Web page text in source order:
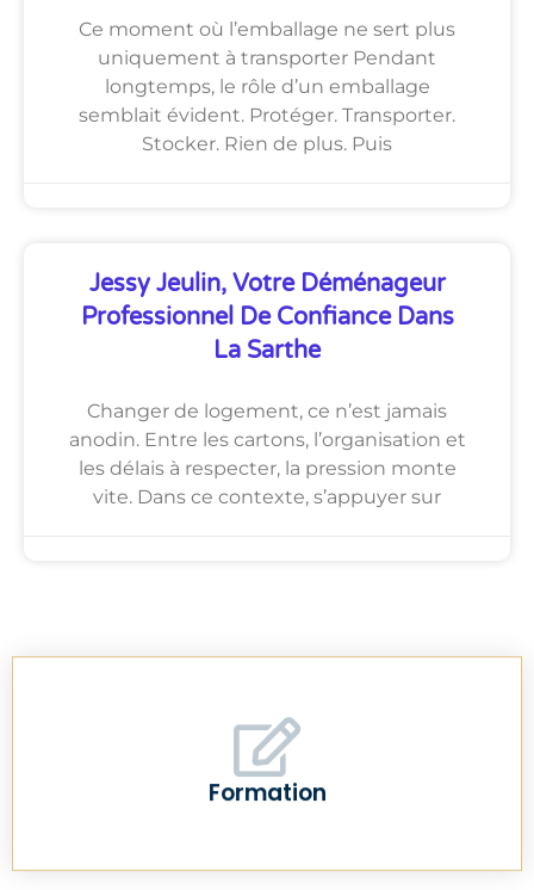
Ce moment où l’emballage ne sert plus
uniquement à transporter Pendant
longtemps, le rôle d’un emballage
semblait évident. Protéger. Transporter.
Stocker. Rien de plus. Puis
Jessy Jeulin, Votre Déménageur
Professionnel De Confiance Dans
La Sarthe
Changer de logement, ce n’est jamais
anodin. Entre les cartons, l’organisation et
les délais à respecter, la pression monte
vite. Dans ce contexte, s’appuyer sur
Formation